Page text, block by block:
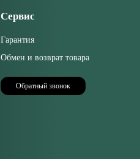
Сервис
Гарантия
Обмен и возврат товара
Обратный звонок